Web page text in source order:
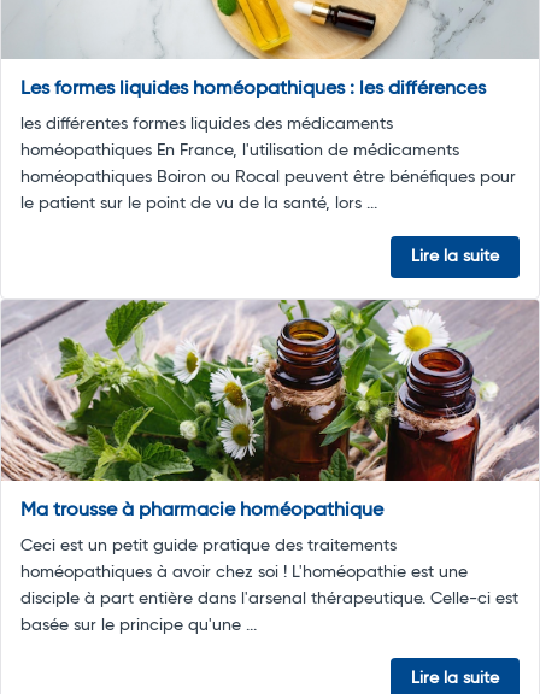
Les formes liquides homéopathiques : les différences
les différentes formes liquides des médicaments
homéopathiques En France, l'utilisation de médicaments
homéopathiques Boiron ou Rocal peuvent être bénéfiques pour
le patient sur le point de vu de la santé, lors ...
Lire la suite
Ma trousse à pharmacie homéopathique
Ceci est un petit guide pratique des traitements
homéopathiques à avoir chez soi ! L'homéopathie est une
disciple à part entière dans l'arsenal thérapeutique. Celle-ci est
basée sur le principe qu'une ...
Lire la suite